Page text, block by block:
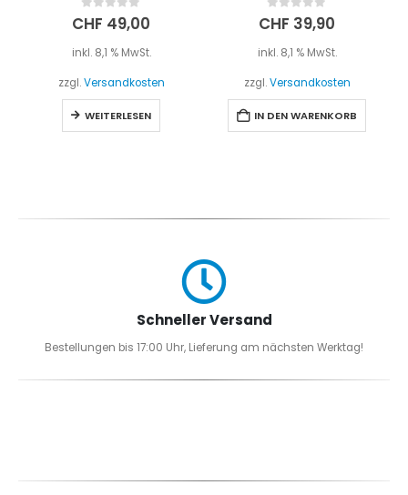
0 out of 5
CHF 49,00
inkl. 8,1 % MwSt.
zzgl.Versandkosten
WEITERLESEN
0out of 5
CHF 39,90
inkl. 8,1 % MwSt.
zzgl.Versandkosten
IN DEN WARENKORB
Schneller Versand
Bestellungen bis 17:00 Uhr, Lieferung am nächsten Werktag!